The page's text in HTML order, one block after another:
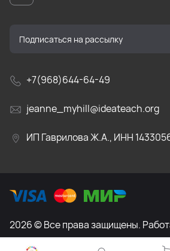
+7(968)644-64-49
jeanne_myhill@ideateach.org
ИП Гаврилова Ж.А., ИНН
2026 © Все права защищены.